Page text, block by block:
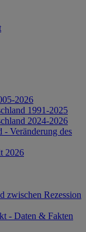
2026
1991-2025
2024-2026
- Veränderung des
2026
zwischen Rezession
- Daten & Fakten